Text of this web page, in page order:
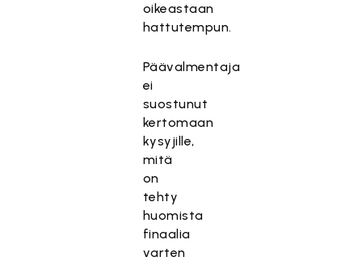
oikeastaan
hattutempun.
Päävalmentaja
ei
suostunut
kertomaan
kysyjille,
mitä
on
tehty
huomista
finaalia
varten